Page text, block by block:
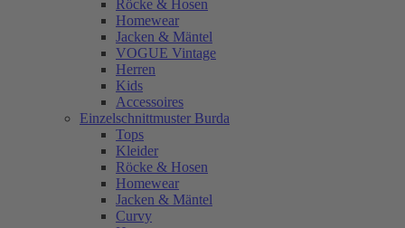
Röcke & Hosen
Homewear
Jacken & Mäntel
VOGUE Vintage
Herren
Kids
Accessoires
Einzelschnittmuster Burda
Tops
Kleider
Röcke & Hosen
Homewear
Jacken & Mäntel
Curvy